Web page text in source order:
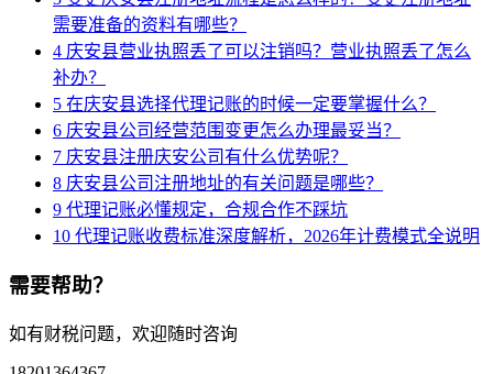
需要准备的资料有哪些？
4 庆安县营业执照丢了可以注销吗？营业执照丢了怎么
补办？
5 在庆安县选择代理记账的时候一定要掌握什么？
6 庆安县公司经营范围变更怎么办理最妥当？
7 庆安县注册庆安公司有什么优势呢？
8 庆安县公司注册地址的有关问题是哪些？
9 代理记账必懂规定，合规合作不踩坑
10 代理记账收费标准深度解析，2026年计费模式全说明
需要帮助？
如有财税问题，欢迎随时咨询